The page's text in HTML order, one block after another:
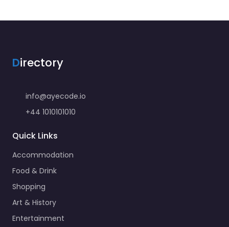
Directory
info@ayecode.io
+44 1010101010
Quick Links
Accommodation
Food & Drink
Shopping
Art & History
Entertainment